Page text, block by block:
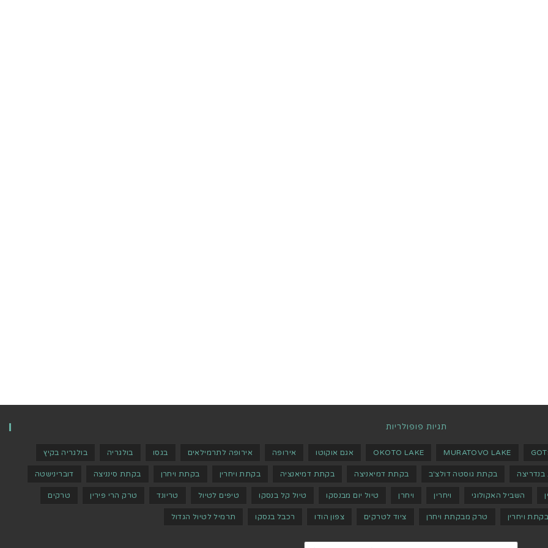
תגיות פופולריות
MURATOVO LAKE
OKOTO LAKE אגם אוקוטו אירופה אירופה לתרמילאים בגסו בולגריה בולגריה בקיץ
בקתת גוסטה דולצ'ב בקתת דמיאניצה בקתת דמיאנציה בקתת ויחרין בקתת ויחרן בקתת סינניצה דוברינישטה
השביל האקולוגי ויחרין ויחרן טיול יום מבנסקו טיול קל בנסקו טיפים לטיול טריונד טרק הרי פירין טרקים
ויחרין טרק מבקתת ויחרן ציוד לטרקים צפון הודו רכבל בנסקו תרמיל לטיול הגדול